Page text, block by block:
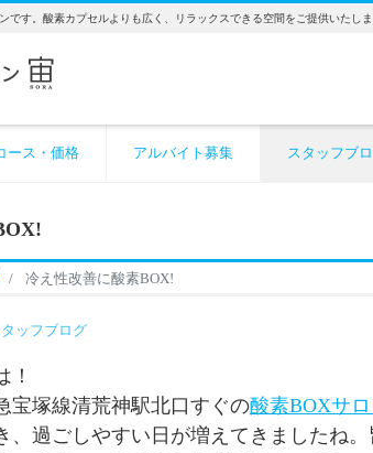
です。酸素カプセルよりも広く、リラックスできる空間をご提供いたし
ース・価格 アルバイト募集 スタッフブ
冷え性改善に酸素BOX!
ッフブログ
！
宝塚線清荒神駅北口すぐの酸素BOXサ
、過ごしやすい日が増えてきましたね